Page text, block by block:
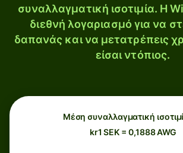
συναλλαγματική ισοτιμία. Η
διεθνή λογαριασμό για να
δαπανάς και να μετατρέπεις
είσαι ντόπιος.
Μέση συναλλαγματική
kr1 SEK = 0,1888 AWG